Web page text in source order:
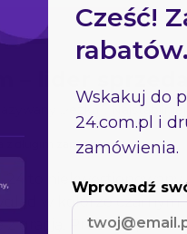
– lider
„łezką”.
z długim zapięciem
to niekwestionowany
w kolorze czarnym,
z gracją. Produkt
Cześć!
rabatów.
Wskakuj do
24.com.pl i
zamówienia.
Wprowadź